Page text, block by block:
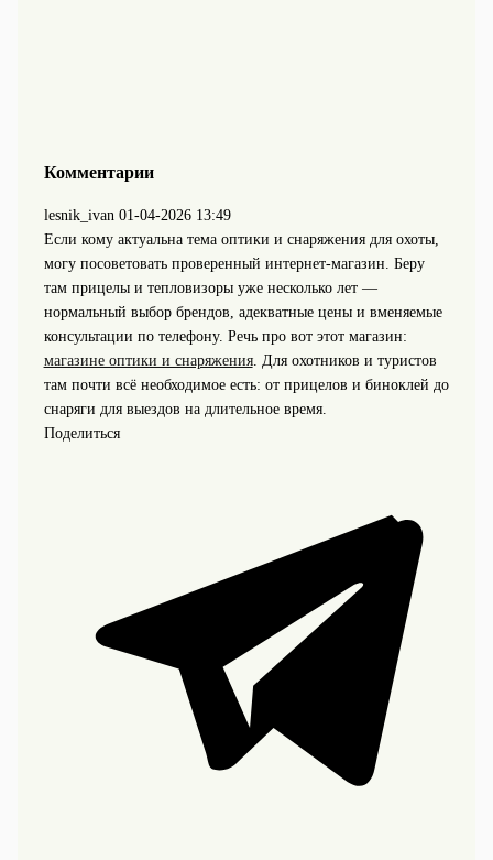
Комментарии
lesnik_ivan 01-04-2026 13:49
Если кому актуальна тема оптики и снаряжения для охоты,
могу посоветовать проверенный интернет-магазин. Беру
там прицелы и тепловизоры уже несколько лет —
нормальный выбор брендов, адекватные цены и вменяемые
консультации по телефону. Речь про вот этот магазин:
магазине оптики и снаряжения. Для охотников и туристов
там почти всё необходимое есть: от прицелов и биноклей до
снаряги для выездов на длительное время.
Поделиться